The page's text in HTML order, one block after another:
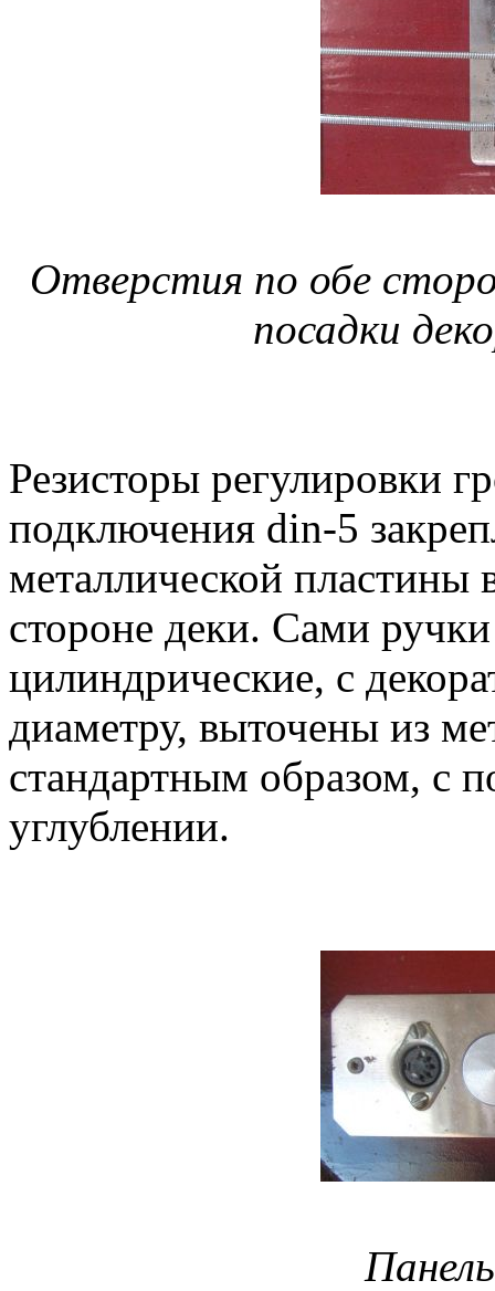
Отверстия по обе
посадки
Резисторы регулировки
подключения din-5
металлической пластины
стороне деки. Сами
цилиндрические, с
диаметру, выточены из
стандартным образом, с
углублении.